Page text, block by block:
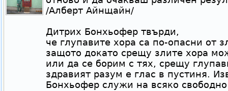
/Алберт Айнщайн/
Дитрих Бонхьофер твърди,
че глупавите хора са по-опасни от
защото докато срещу злите хора
или да се борим с тях, срещу
здравият разум е глас в пустиня.
Бонхьофер служи на всяко